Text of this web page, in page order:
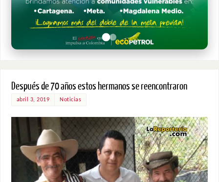
Después de 70 años estos hermanos se reencontraron
abril 3, 2019 Noticias